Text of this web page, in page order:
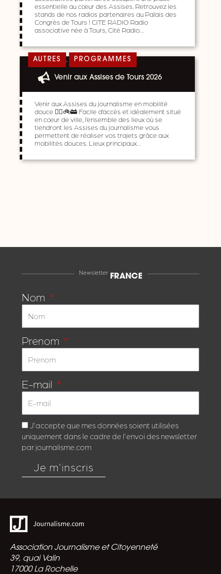
essentielle au cœur des Assises. Retrouvez les
stands de nos radios partenaires au Palais des
Congrès de Tours ! CITE RADIO Radio
associative née à Tours, Cité Radio…
AUTRES , PROGRAMMES
Venir aux Assises de Tours 2026
Venir aux Assises du journalisme en mobilité
douce 🚶‍♀️🚲🚋 Facile d’accès et idéalement situé
en cœur de ville, l’ensemble des lieux où se
tiendront les Assises du journalisme vous
permettent de réaliser vos trajets grâce aux
mobilités douces. Lieux principaux…
Newsletter
FRANCE
Nom
Prenom
E-mail
J'accepte que mes données soient utilisées
uniquement dans le cadre de l'envoi des newsletter
par journalisme.com
Je m'inscris
Association Journalisme et Citoyenneté
39, quai Valin
17000 La Rochelle